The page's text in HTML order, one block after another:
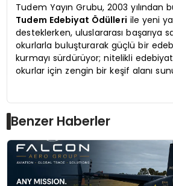
Tudem Yayın Grubu, 2003 yılından
Tudem Edebiyat Ödülleri ile yeni
desteklerken, uluslararası başarıya
okurlarla buluşturarak güçlü bir
kurmayı sürdürüyor; nitelikli
okurlar için zengin bir keşif alanı
Benzer Haberler